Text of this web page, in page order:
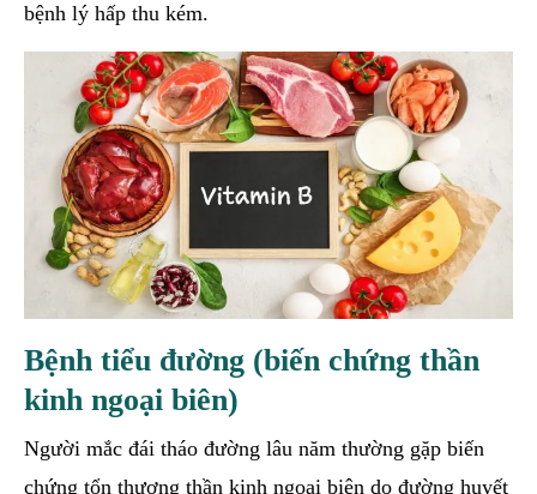
bệnh lý hấp thu kém.
Bệnh tiểu đường (biến chứng thần
kinh ngoại biên)
Người mắc đái tháo đường lâu năm thường gặp biến
chứng tổn thương thần kinh ngoại biên do đường huyết